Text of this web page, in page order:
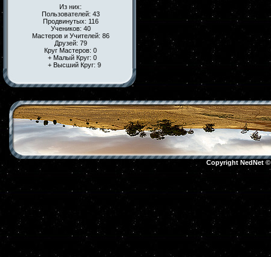
Из них:
Пользователей: 43
Продвинутых: 116
Учеников: 40
Мастеров и Учителей: 86
Друзей: 79
Круг Мастеров: 0
+ Малый Круг: 0
+ Высший Круг: 9
Copyright NedNet